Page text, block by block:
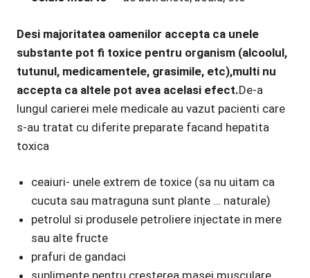
Desi majoritatea oamenilor accepta ca unele
substante pot fi toxice pentru organism (alcoolul,
tutunul, medicamentele, grasimile, etc),multi nu
accepta ca altele pot avea acelasi efect.De-a
lungul carierei mele medicale au vazut pacienti care
s-au tratat cu diferite preparate facand hepatita
toxica
ceaiuri- unele extrem de toxice (sa nu uitam ca
cucuta sau matraguna sunt plante … naturale)
petrolul si produsele petroliere injectate in mere
sau alte fructe
prafuri de gandaci